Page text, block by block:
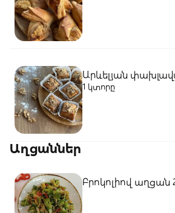
Արևելյան
1 կտորը
Աղցաններ
Բրոկոլիով աղցան